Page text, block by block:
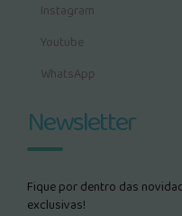
Instagram
Youtube
WhatsApp
Newsletter
Fique por dentro das
exclusivas!